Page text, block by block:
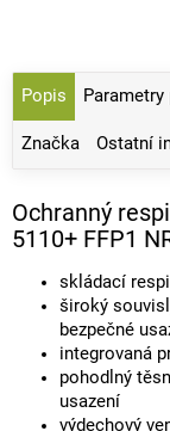
Popis
Značka Ostatní
Ochranný
5110+ FFP1
skládací
široký
bezpečné
integrovaná
pohodlný
usazení
výdechový